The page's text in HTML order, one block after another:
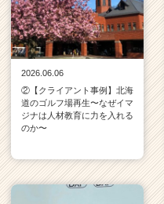
2026.06.06
②【クライアント事例】北海
道のゴルフ場再生〜なぜイマ
ジナは人材教育に力を入れる
のか〜